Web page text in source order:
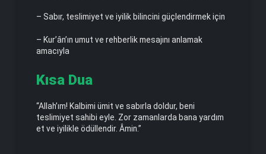
– Sabır, teslimiyet ve iyilik bilincini güçlendirmek için
– Kur’ân’ın umut ve rehberlik mesajını anlamak
amacıyla
Kısa Dua
“Allah’ım! Kalbimi ümit ve sabırla doldur, beni
teslimiyet sahibi eyle. Zor zamanlarda bana yardım
et ve iyilikle ödüllendir. Âmin.”